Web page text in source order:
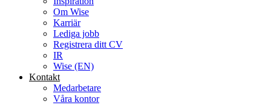
Om Wise
Karriär
Lediga jobb
Registrera ditt CV
IR
Wise (EN)
Kontakt
Medarbetare
Våra kontor